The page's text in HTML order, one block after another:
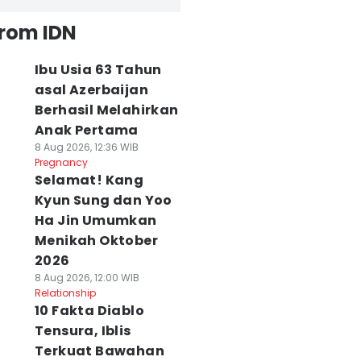
IDN
Ibu Usia 63 Tahun
asal Azerbaijan
Berhasil Melahirkan
Anak Pertama
8 Aug 2026, 12:36 WIB
Pregnancy
Selamat! Kang
Kyun Sung dan Yoo
Ha Jin Umumkan
Menikah Oktober
2026
8 Aug 2026, 12:00 WIB
Relationship
10 Fakta Diablo
Tensura, Iblis
Terkuat Bawahan